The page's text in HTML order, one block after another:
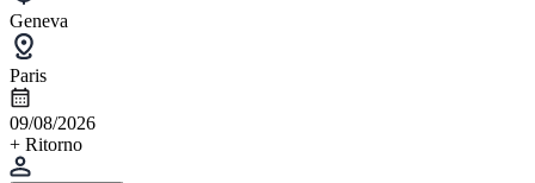
Geneva
Paris
09/08/2026
+ Ritorno